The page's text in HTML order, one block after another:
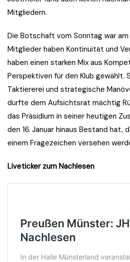
Mitgliedern.
Die Botschaft vom Sonntag war am
Mitglieder haben Kontinuität und
haben einen starken Mix aus
Perspektiven für den Klub gewählt.
Taktiererei und strategische
dürfte dem Aufsichtsrat mächtig
das Präsidium in seiner heutigen
den 16. Januar hinaus Bestand hat,
einem Fragezeichen versehen
Liveticker zum Nachlesen